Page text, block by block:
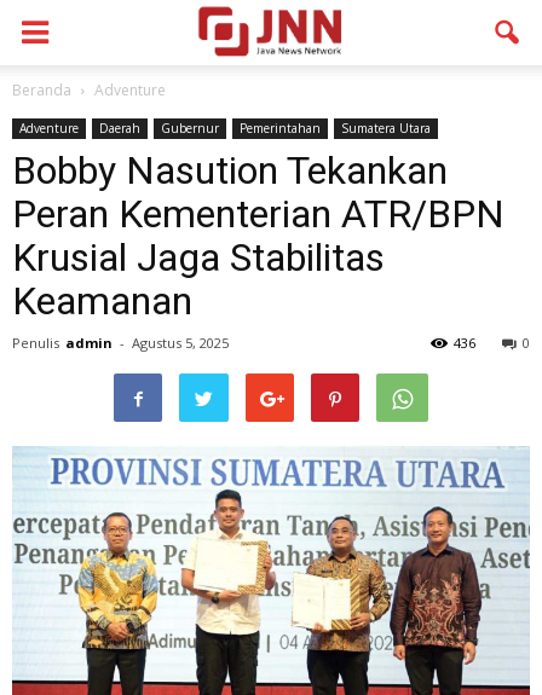
Beranda Adventure
Adventure Daerah Gubernur Pemerintahan Sumatera Utara
Bobby Nasution Tekankan
Peran Kementerian ATR/BPN
Krusial Jaga Stabilitas
Keamanan
Penulis admin - Agustus 5, 2025 0
436